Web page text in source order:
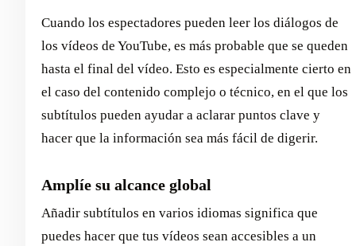
Cuando los espectadores pueden leer los diálogos de
los vídeos de YouTube, es más probable que se queden
hasta el final del vídeo. Esto es especialmente cierto en
el caso del contenido complejo o técnico, en el que los
subtítulos pueden ayudar a aclarar puntos clave y
hacer que la información sea más fácil de digerir.
Amplíe su alcance global
Añadir subtítulos en varios idiomas significa que
puedes hacer que tus vídeos sean accesibles a un